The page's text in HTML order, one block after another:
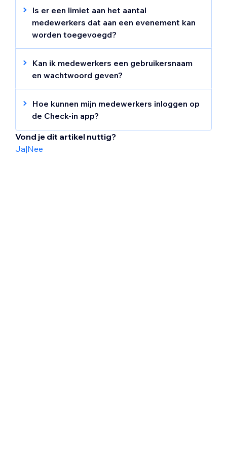
Tik opToegang geven.
Tik opHerstellen om te bevestigen.
gasten inchecken op evenementen. Ze
hebben ook toegang tot
evenementgegevens en gastinformatie.
Is er een limiet aan het aantal
medewerkers dat aan een evenement kan
worden toegevoegd?
Ja. Je kunt maximaal 100 medewerkers
toevoegen aan elk evenement.
Kan ik medewerkers een gebruikersnaam
en wachtwoord geven?
Nee. Medewerkers hebben geen eigen
gebruikersnaam en wachtwoord.
Hoe kunnen mijn medewerkers inloggen op
de Check-in app?
Medewerkers hebben toegang tot de app
via een evenementspecifieke
uitnodigingslink of QR-code die je met hen
Vond je dit artikel nuttig?
Ja|Nee